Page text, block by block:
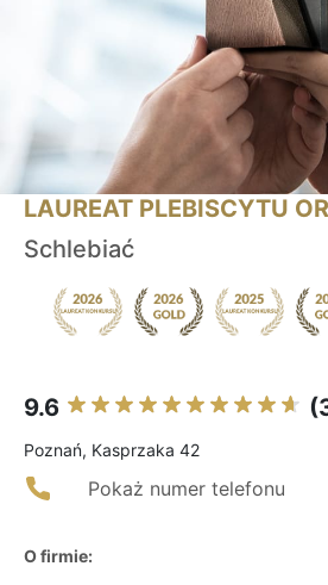
LAUREAT PLEBISCYTU
Schlebiać
9.6
Poznań, Kasprzaka 42
Pokaż numer telefonu
O firmie: